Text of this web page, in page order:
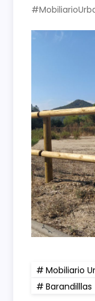
Mobiliario
Barandilllas